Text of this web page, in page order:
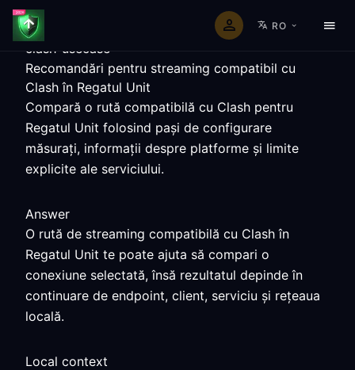
RO
clash-usecase
Recomandări pentru streaming compatibil cu
Clash în Regatul Unit
Compară o rută compatibilă cu Clash pentru
Regatul Unit folosind pași de configurare
măsurați, informații despre platforme și limite
explicite ale serviciului.
Answer
O rută de streaming compatibilă cu Clash în
Regatul Unit te poate ajuta să compari o
conexiune selectată, însă rezultatul depinde în
continuare de endpoint, client, serviciu și rețeaua
locală.
Local context